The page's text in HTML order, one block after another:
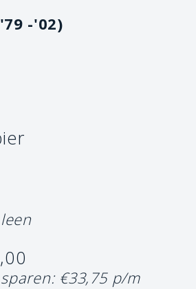
-'02)
€33,75 p/m